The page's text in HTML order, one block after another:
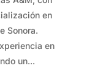
en
Sonora.
en
un...